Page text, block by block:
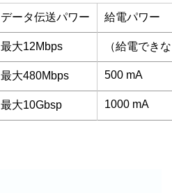
データ伝送パワー 給電パワー
最大12Mbps （給電でき
最大480Mbps 500 mA
最大10Gbsp 1000 mA